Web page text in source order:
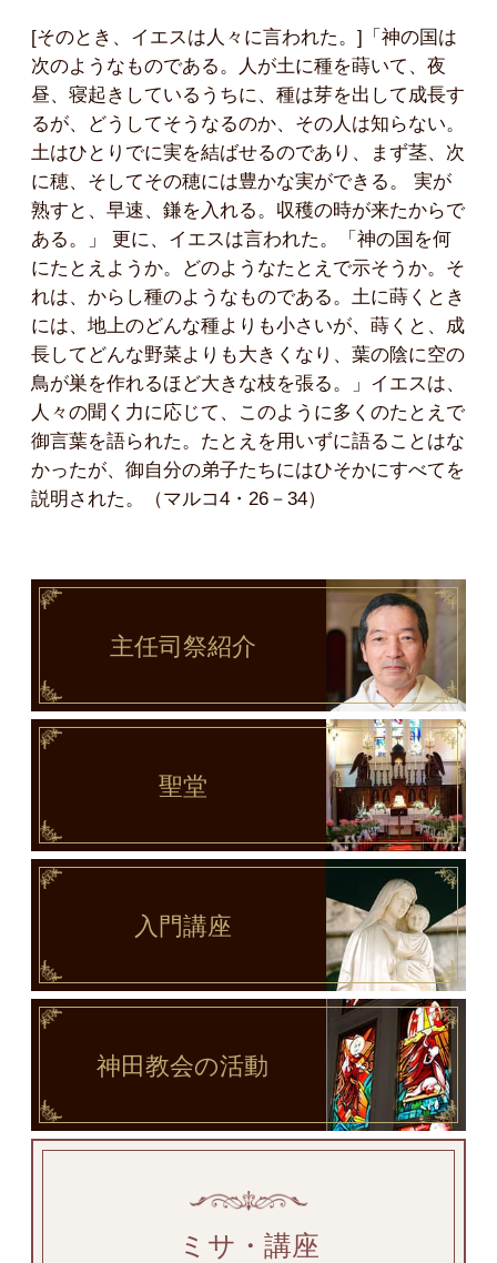
[そのとき、イエスは人々に言われた。]「神の国は
次のようなものである。人が土に種を蒔いて、夜
昼、寝起きしているうちに、種は芽を出して成長す
るが、どうしてそうなるのか、その人は知らない。
土はひとりでに実を結ばせるのであり、まず茎、次
に穂、そしてその穂には豊かな実ができる。 実が
熟すと、早速、鎌を入れる。収穫の時が来たからで
ある。」 更に、イエスは言われた。「神の国を何
にたとえようか。どのようなたとえで示そうか。そ
れは、からし種のようなものである。土に蒔くとき
には、地上のどんな種よりも小さいが、蒔くと、成
長してどんな野菜よりも大きくなり、葉の陰に空の
鳥が巣を作れるほど大きな枝を張る。」イエスは、
人々の聞く力に応じて、このように多くのたとえで
御言葉を語られた。たとえを用いずに語ることはな
かったが、御自分の弟子たちにはひそかにすべてを
説明された。（マルコ4・26－34）
主任司祭紹介
聖堂
入門講座
神田教会の活動
ミサ・講座